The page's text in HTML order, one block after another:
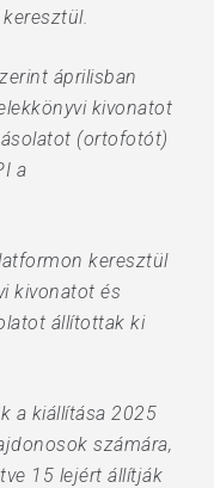
áprilisban
kivonatot
(ortofotót)
a
keresztül
kivonatot és
állítottak ki
a kiállítása 2025
számára,
15 lejért állítják